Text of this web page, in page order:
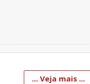
... Veja mais ...